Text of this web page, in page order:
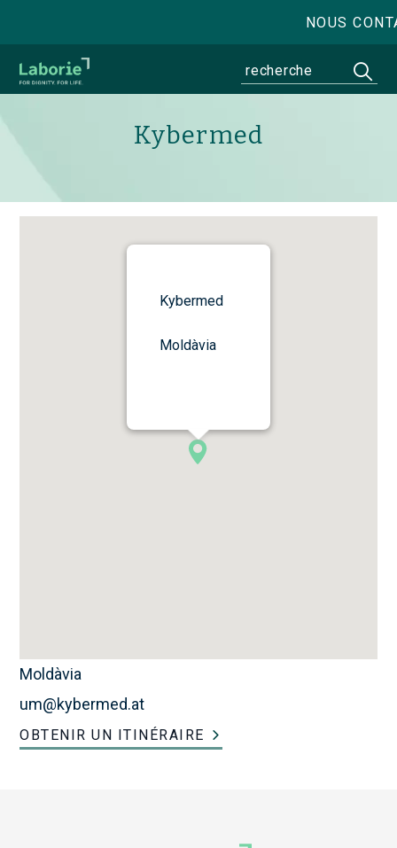
NOUS
Kybermed
Kybermed
Moldàvia
Moldàvia
um@kybermed.at
OBTENIR UN ITINÉRAIRE